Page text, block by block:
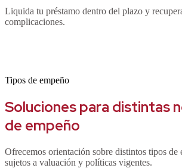
Liquida tu préstamo dentro del plazo y
complicaciones.
Tipos de empeño
Soluciones para distintas
de empeño
Ofrecemos orientación sobre distintos tipos de
sujetos a valuación y políticas vigentes.